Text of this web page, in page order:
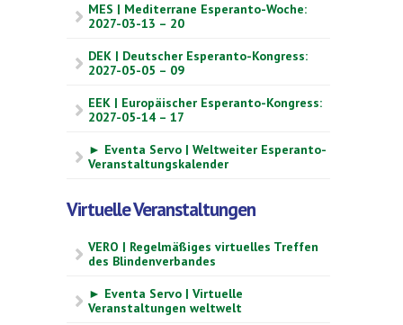
MES | Mediterrane Esperanto-Woche:
2027-03-13 – 20
DEK | Deutscher Esperanto-Kongress:
2027-05-05 – 09
EEK | Europäischer Esperanto-Kongress:
2027-05-14 – 17
► Eventa Servo | Weltweiter Esperanto-
Veranstaltungskalender
Virtuelle Veranstaltungen
VERO | Regelmäßiges virtuelles Treffen
des Blindenverbandes
► Eventa Servo | Virtuelle
Veranstaltungen weltwelt